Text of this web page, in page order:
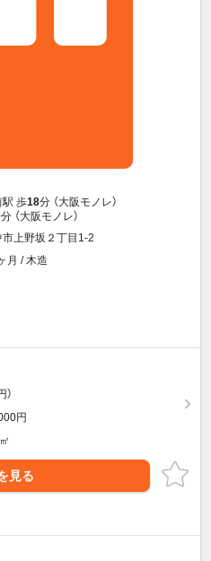
駅 歩18分 （大阪モノレ）
分 （大阪モノレ）
市上野坂２丁目1-2
月 / 木造
円
見る